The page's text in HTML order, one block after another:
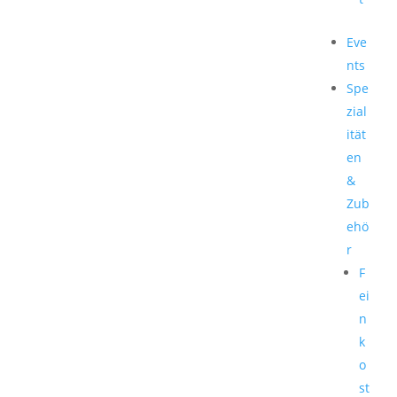
Eve
nts
Spe
zial
ität
en
&
Zub
ehö
r
F
ei
n
k
o
st